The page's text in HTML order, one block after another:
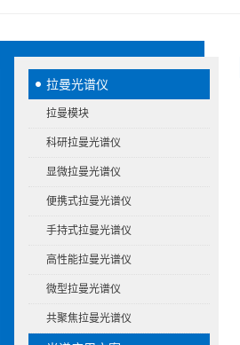
拉曼光谱仪
拉曼模块
科研拉曼光谱仪
显微拉曼光谱仪
便携式拉曼光谱仪
手持式拉曼光谱仪
高性能拉曼光谱仪
微型拉曼光谱仪
共聚焦拉曼光谱仪